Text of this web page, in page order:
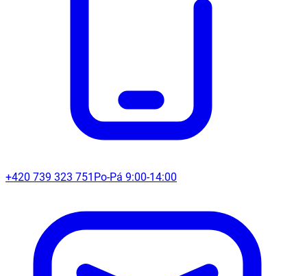
+420 739 323 751 Po-Pá 9:00-14:00